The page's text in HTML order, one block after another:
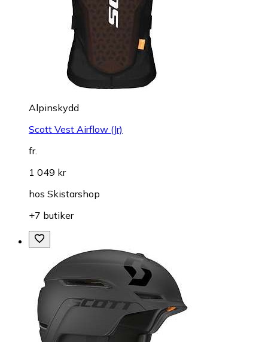
Alpinskydd
Scott Vest Airflow (Jr)
fr.
1 049 kr
hos Skistarshop
+7 butiker